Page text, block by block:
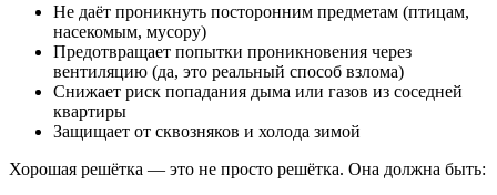
Не даёт проникнуть посторонним предметам (птицам,
насекомым, мусору)
Предотвращает попытки проникновения через
вентиляцию (да, это реальный способ взлома)
Снижает риск попадания дыма или газов из соседней
квартиры
Защищает от сквозняков и холода зимой
Хорошая решётка — это не просто решётка. Она должна быть: